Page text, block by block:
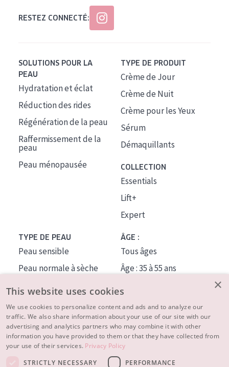
RESTEZ CONNECTÉ:
SOLUTIONS POUR LA
PEAU
Hydratation et éclat
Réduction des rides
Régénération de la peau
Raffermissement de la
peau
Peau ménopausée
TYPE DE PRODUIT
Crème de Jour
Crème de Nuit
Crème pour les Yeux
Sérum
Démaquillants
COLLECTION
Essentials
Lift+
Expert
TYPE DE PEAU
Peau sensible
Peau normale à sèche
Peau mixte ou grasse
Peau mature
Peau ménopausée
ÂGE :
Tous âges
Âge : 35 à 55 ans
À PROPOS
CONSEILS BEAUTÉ
×
This website uses cookies
We use cookies to personalize content and ads and to analyze our
traffic. We also share information about your use of our site with our
advertising and analytics partners who may combine it with other
information you have provided to them or that they have collected from
your use of their services. Privacy Policy
STRICTLY NECESSARY
PERFORMANCE